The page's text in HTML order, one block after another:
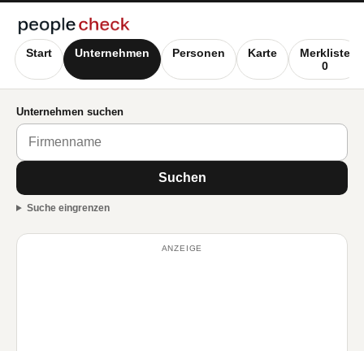
Start Unternehmen Personen Karte
Merkliste
0
Unternehmen suchen
Suchen
Suche eingrenzen
ANZEIGE